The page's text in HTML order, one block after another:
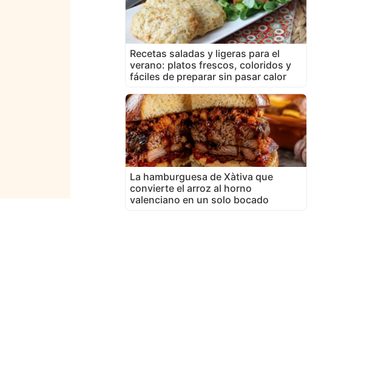
Recetas saladas y ligeras para el
verano: platos frescos, coloridos y
fáciles de preparar sin pasar calor
La hamburguesa de Xàtiva que
convierte el arroz al horno
valenciano en un solo bocado